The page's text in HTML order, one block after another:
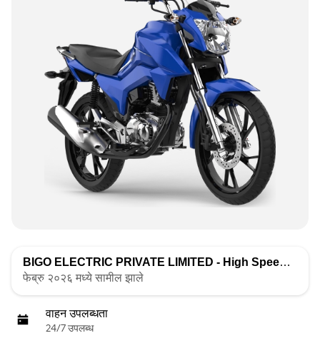
BIGO ELECTRIC PRIVATE LIMITED - High Speedद्वारे
फेब्रु २०२६ मध्ये सामील झाले
वाहन उपलब्धता
24/7 उपलब्ध